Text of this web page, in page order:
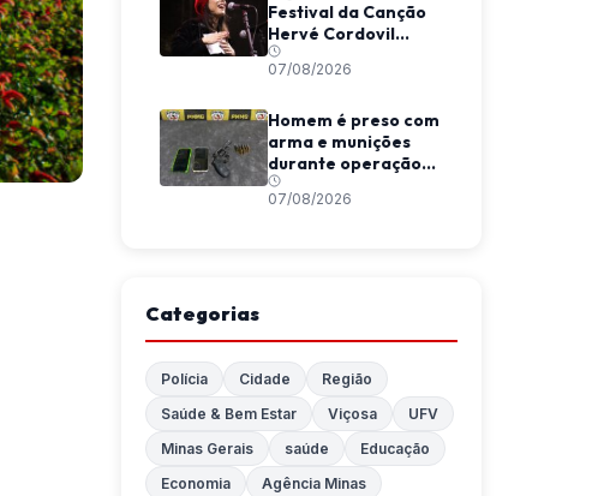
Festival da Canção
Hervé Cordovil
neste fim de semana
07/08/2026
Homem é preso com
arma e munições
durante operação
da Polícia Militar em
Araponga
07/08/2026
Categorias
Polícia Cidade
Região
Saúde & Bem Estar
Viçosa
UFV
Minas Gerais
saúde
Educação
Economia
Agência Minas